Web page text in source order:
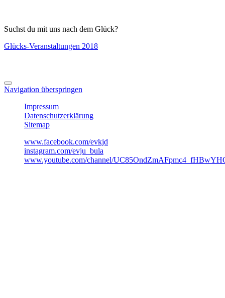
Suchst du mit uns nach dem Glück?
Glücks-Veranstaltungen 2018
Navigation überspringen
Impressum
Datenschutzerklärung
Sitemap
www.facebook.com/evkjd
instagram.com/evju_bula
www.youtube.com/channel/